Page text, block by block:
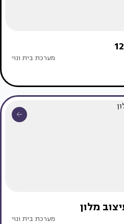
מערכת בית ונוי
מלון
מערכת בית ונוי